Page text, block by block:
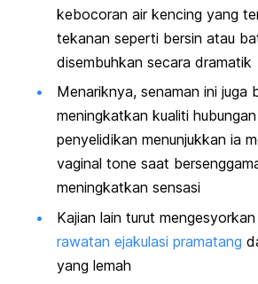
kebocoran air kencing yang
tekanan seperti bersin atau
disembuhkan secara dramatik
Menariknya, senaman ini juga
meningkatkan kualiti
penyelidikan menunjukkan ia
vaginal tone saat
meningkatkan sensasi
Kajian lain turut
rawatan ejakulasi pramatang
yang lemah